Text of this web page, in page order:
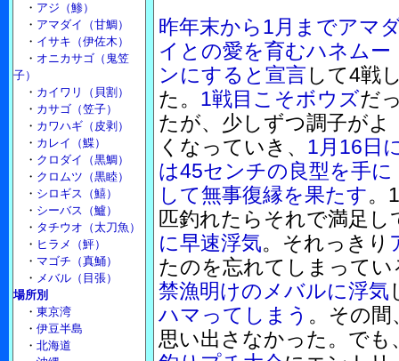
昨年末から1月までアマ
イとの愛を育むハネムー
ンにすると宣言 して4戦
た。 1戦目こそボウズだ
たが、少しずつ調子がよ
くなっていき、 1月16日
は45センチの良型を手に
して無事復縁を果たす。1
匹釣れたらそれで満足し
に早速浮気。それっきり
たのを忘れてしまって
禁漁明けのメバルに浮気
ハマってしまう 。その間
思い出さなかった。でも
・ アジ（鯵）
・ アマダイ（甘鯛）
・ イサキ（伊佐木）
・ オニカサゴ（鬼笠
子）
・ カイワリ（貝割）
・ カサゴ（笠子）
・ カワハギ（皮剥）
・ カレイ（鰈）
・ クロダイ（黒鯛）
・ クロムツ（黒睦）
・ シロギス（鱚）
・ シーバス（鱸）
・ タチウオ（太刀魚）
・ ヒラメ（鮃）
・ マゴチ（真鯒）
・ メバル（目張）
場所別
・ 東京湾
・ 伊豆半島
・ 北海道